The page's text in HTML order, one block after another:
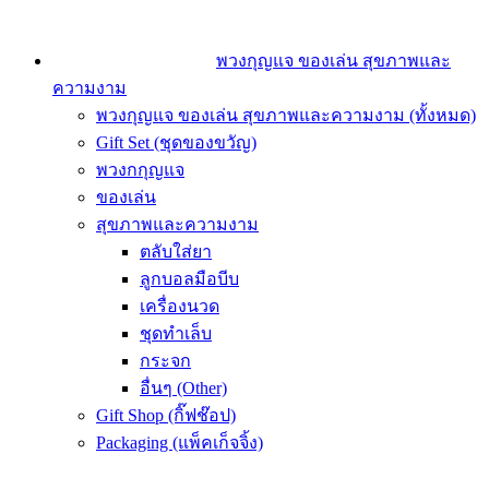
พวงกุญแจ ของเล่น สุขภาพและ
ความงาม
พวงกุญแจ ของเล่น สุขภาพและความงาม (ทั้งหมด)
Gift Set (ชุดของขวัญ)
พวงกกุญแจ
ของเล่น
สุขภาพและความงาม
ตลับใส่ยา
ลูกบอลมือบีบ
เครื่องนวด
ชุดทำเล็บ
กระจก
อื่นๆ (Other)
Gift Shop (กิ๊ฟช๊อป)
Packaging (แพ็คเก็จจิ้ง)